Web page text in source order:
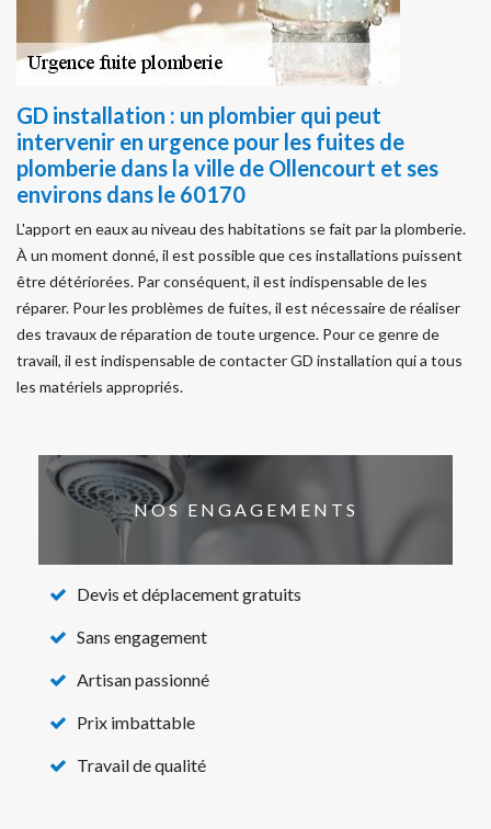
GD installation : un plombier qui peut
intervenir en urgence pour les fuites de
plomberie dans la ville de Ollencourt et ses
environs dans le 60170
L'apport en eaux au niveau des habitations se fait par la plomberie.
À un moment donné, il est possible que ces installations puissent
être détériorées. Par conséquent, il est indispensable de les
réparer. Pour les problèmes de fuites, il est nécessaire de réaliser
des travaux de réparation de toute urgence. Pour ce genre de
travail, il est indispensable de contacter GD installation qui a tous
les matériels appropriés.
NOS ENGAGEMENTS
Devis et déplacement gratuits
Sans engagement
Artisan passionné
Prix imbattable
Travail de qualité